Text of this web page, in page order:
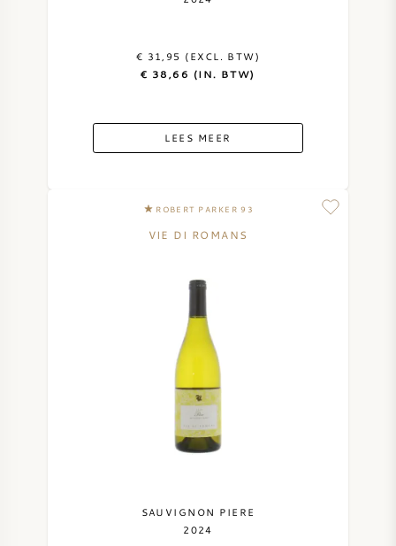
€ 31,95 (EXCL. BTW)
€ 38,66 (IN. BTW)
LEES MEER
ROBERT PARKER 93
VIE DI ROMANS
SAUVIGNON PIERE
2024